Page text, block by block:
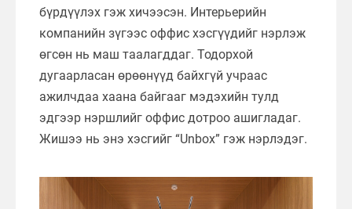
бүрдүүлэх гэж хичээсэн. Интерьерийн
компанийн зүгээс оффис хэсгүүдийг нэрлэж
өгсөн нь маш таалагддаг. Тодорхой
дугаарласан өрөөнүүд байхгүй учраас
ажилчдаа хаана байгааг мэдэхийн тулд
эдгээр нэршлийг оффис дотроо ашигладаг.
Жишээ нь энэ хэсгийг “Unbox” гэж нэрлэдэг.